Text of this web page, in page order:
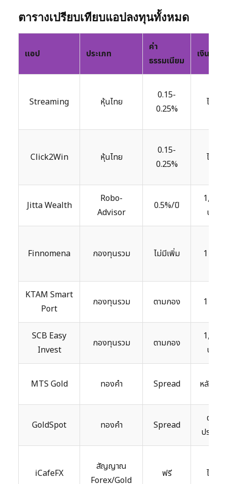
ตารางเปรียบเทียบแอปลงทุนทั้งหมด
แอป ประเภท
ค่า
ธรรมเนียม
เงินขั้นต่
Streaming หุ้นไทย
0.15-
0.25%
ไม่มี
Click2Win หุ้นไทย
0.15-
0.25%
ไม่มี
Jitta Wealth
Robo-
Advisor
0.5%/ปี
1,000
บาท
Finnomena กองทุนรวม ไม่มีเพิ่ม 1 บาท
KTAM Smart
Port
กองทุนรวม ตามกอง 1 บาท
SCB Easy
Invest
กองทุนรวม ตามกอง
1,000
บาท
MTS Gold ทองคำ Spread หลักร้อย
GoldSpot ทองคำ Spread
ตาม
ประเภท
iCafeFX
สัญญาณ
Forex/Gold
ฟรี ไม่มี